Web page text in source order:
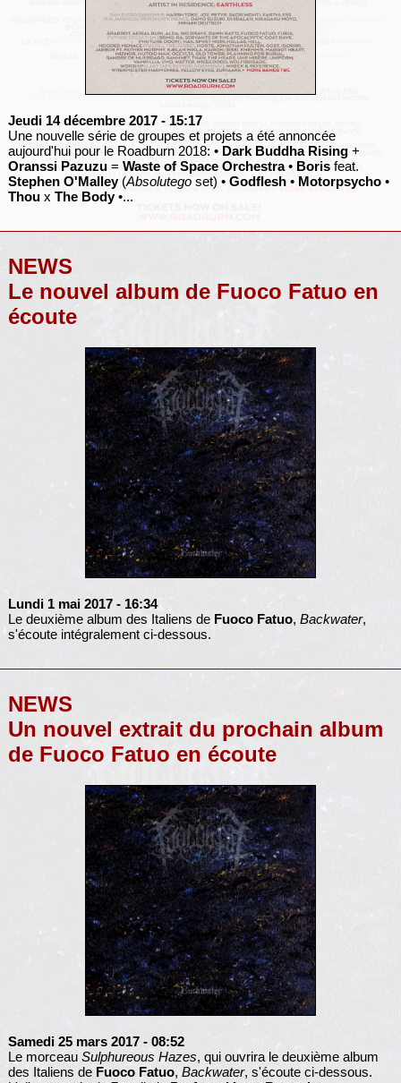
Jeudi 14 décembre 2017 - 15:17
Une nouvelle série de groupes et projets a été annoncée
aujourd'hui pour le Roadburn 2018: • Dark Buddha Rising+
Oranssi Pazuzu= Waste of Space Orchestra• Borisfeat.
Stephen O'Malley(Absolutegoset) • Godflesh• Motorpsycho•
Thoux The Body•...
NEWS
Le nouvel album de Fuoco Fatuo en
écoute
Lundi 1 mai 2017 - 16:34
Le deuxième album des Italiens de Fuoco Fatuo, Backwater,
s'écoute intégralement ci-dessous.
NEWS
Un nouvel extrait du prochain album
de Fuoco Fatuo en écoute
Samedi 25 mars 2017 - 08:52
Le morceau Sulphureous Hazes, qui ouvrira le deuxième album
des Italiens de Fuoco Fatuo, Backwater, s'écoute ci-dessous.